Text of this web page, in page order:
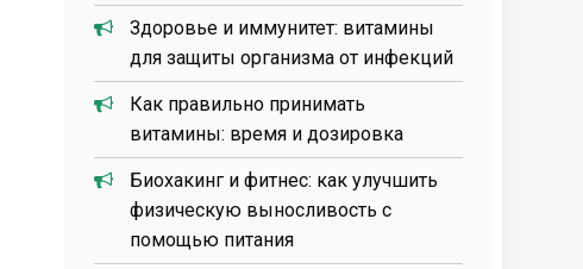
Здоровье и иммунитет: витамины
для защиты организма от инфекций
Как правильно принимать
витамины: время и дозировка
Биохакинг и фитнес: как улучшить
физическую выносливость с
помощью питания